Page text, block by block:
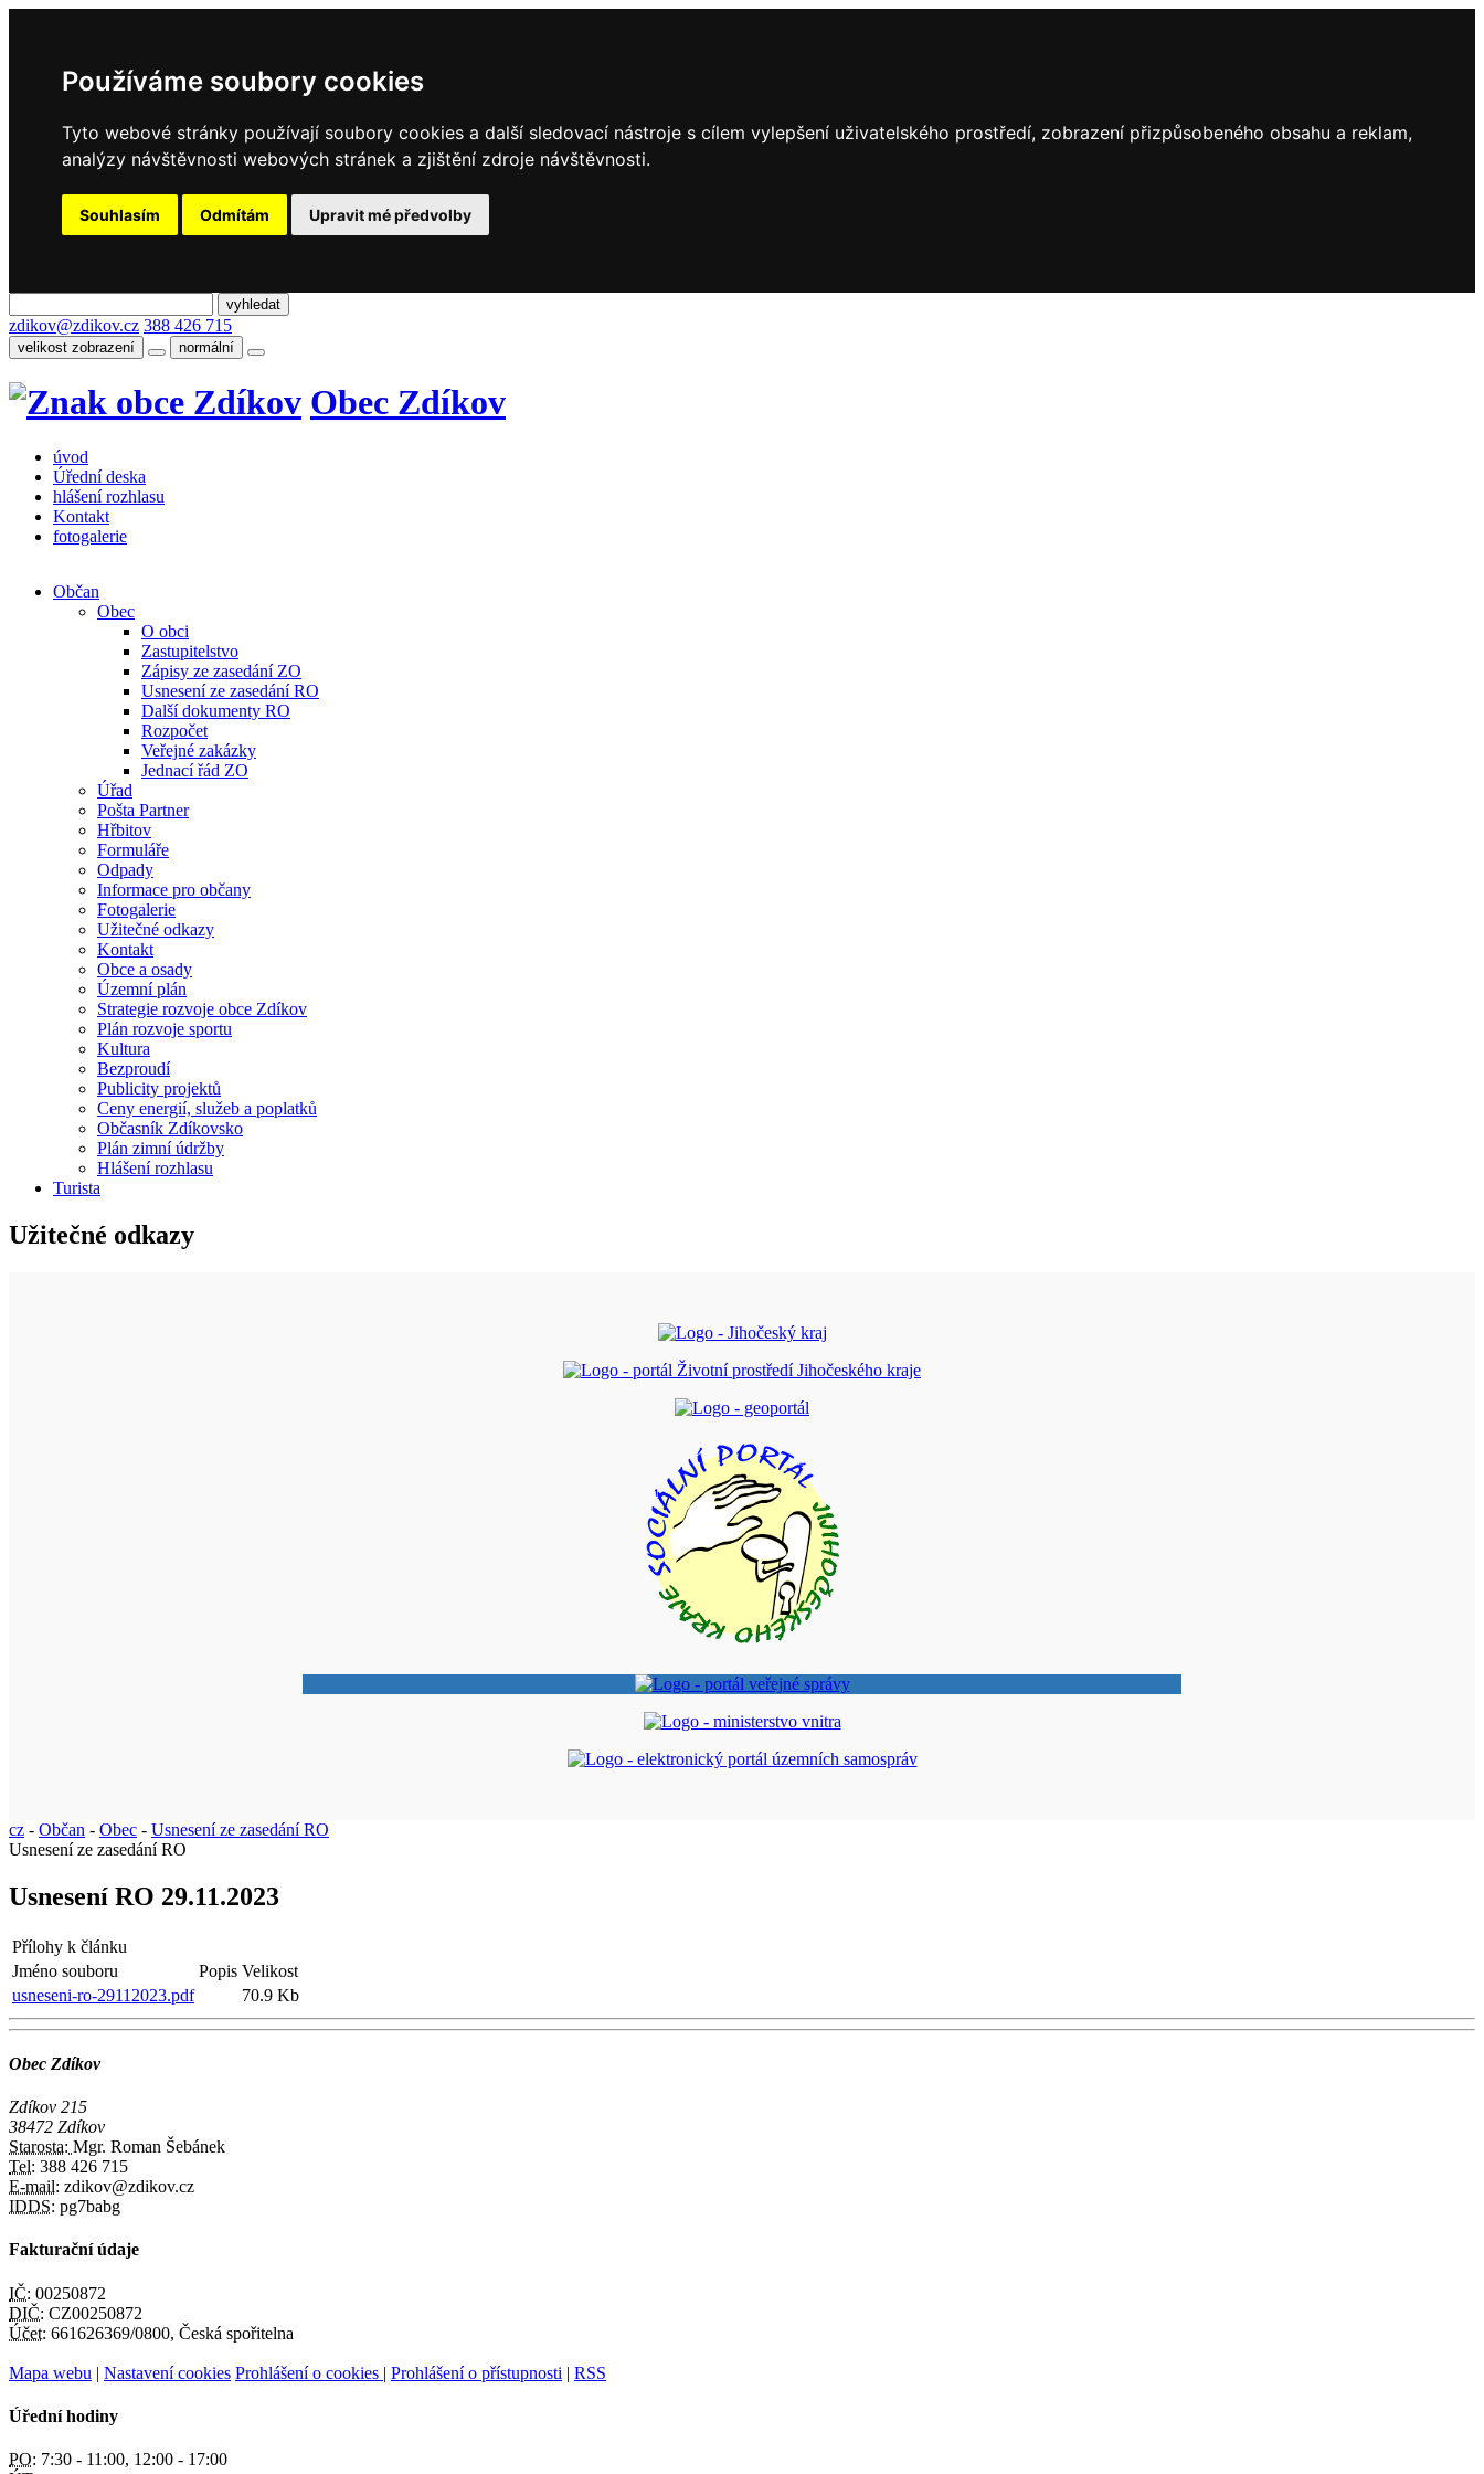
Používáme soubory cookies
Tyto webové stránky používají soubory cookies a další sledovací nástroje s cílem vylepšení uživatelského prostředí, zobrazení přizpůsobeného obsahu a reklam,
analýzy návštěvnosti webových stránek a zjištění zdroje návštěvnosti.
Souhlasím Odmítám Upravit mé předvolby
zdikov@zdikov.cz 388 426 715
velikost zobrazení normální
Obec Zdíkov
úvod
Úřední deska
hlášení rozhlasu
Kontakt
fotogalerie
Občan
Obec
O obci
Zastupitelstvo
Zápisy ze zasedání ZO
Usnesení ze zasedání RO
Další dokumenty RO
Rozpočet
Veřejné zakázky
Jednací řád ZO
Úřad
Pošta Partner
Hřbitov
Formuláře
Odpady
Informace pro občany
Fotogalerie
Užitečné odkazy
Kontakt
Obce a osady
Územní plán
Strategie rozvoje obce Zdíkov
Plán rozvoje sportu
Kultura
Bezproudí
Publicity projektů
Ceny energií, služeb a poplatků
Občasník Zdíkovsko
Plán zimní údržby
Hlášení rozhlasu
Turista
Užitečné odkazy
cz - Občan - Obec - Usnesení ze zasedání RO
Usnesení ze zasedání RO
Usnesení RO 29.11.2023
Přílohy k článku
Jméno souboru
Popis Velikost
usneseni-ro-29112023.pdf
70.9 Kb
Obec Zdíkov
Zdíkov 215
38472 Zdíkov
Starosta: Mgr. Roman Šebánek
Tel: 388 426 715
E-mail: zdikov@zdikov.cz
IDDS: pg7babg
Fakturační údaje
IČ: 00250872
DIČ: CZ00250872
Účet: 661626369/0800, Česká spořitelna
Mapa webu | Nastavení cookies Prohlášení o cookies | Prohlášení o přístupnosti | RSS
Úřední hodiny
PO: 7:30 - 11:00, 12:00 - 17:00